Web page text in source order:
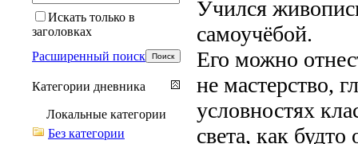
Учился
самоучёбой.
Его можно
не мастерство,
условностях
света, как
Искать только в
заголовках
Расширенный поиск
Категории дневника
Локальные категории
Без категории